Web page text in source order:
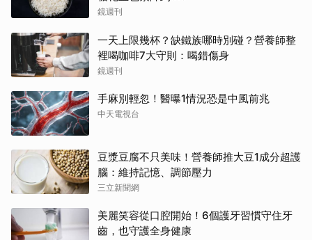
鏡週刊
一天上限幾杯？缺鐵族哪時別碰？營養師整
裡喝咖啡7大守則：喝錯傷身
鏡週刊
手麻別輕忽！醫曝1情況恐是中風前兆
中天電視台
豆漿豆腐不只美味！營養師推大豆1成分超護
腦：維持記憶、調節壓力
三立新聞網
美麗笑容從口腔開始！6個護牙習慣守住牙
齒，也守護全身健康